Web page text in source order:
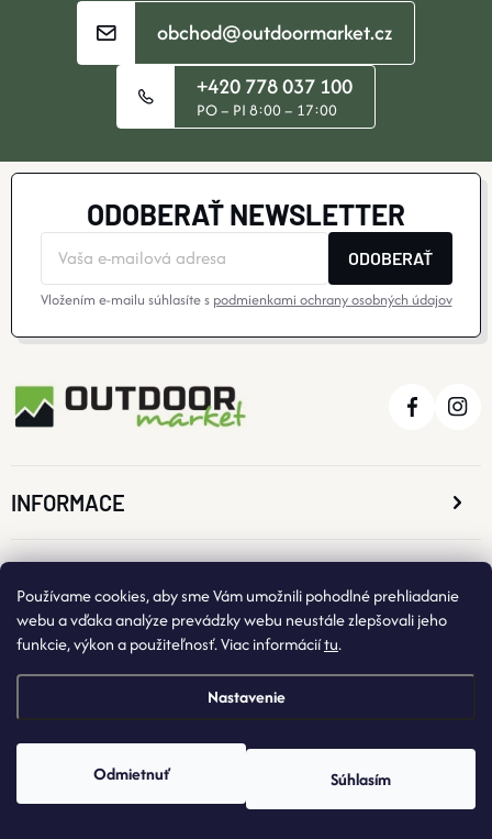
Používame cookies, aby sme Vám umožnili pohodlné prehliadanie
webu a vďaka analýze prevádzky webu neustále zlepšovali jeho
funkcie, výkon a použiteľnosť. Viac informáciítu.
Nastavenie
Odmietnuť Súhlasím
Y
S
obchod@outdoormarket.cz
+420 778 037 100
PO – PI 8:00 – 17:00
ODOBERAŤ NEWSLETTER
ODOBERAŤ
Vložením e-mailu súhlasíte s podmienkami ochrany osobných údajov
INFORMACE
KONTAKTNÉ ÚDAJE
Copyright 2026OutdoorMarket . Všetky práva vyhradené.